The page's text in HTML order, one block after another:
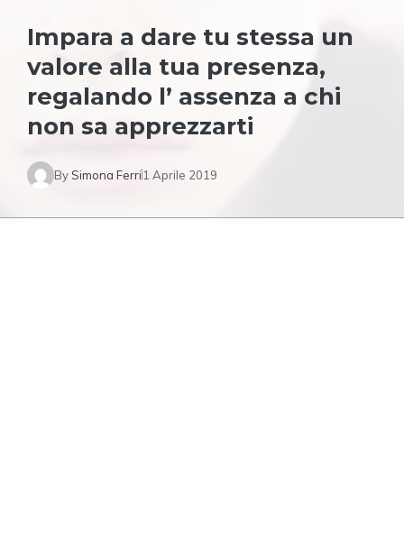
Impara a dare tu stessa un
valore alla tua presenza,
regalando l’ assenza a chi
non sa apprezzarti
BySimona Ferri 1 Aprile 2019